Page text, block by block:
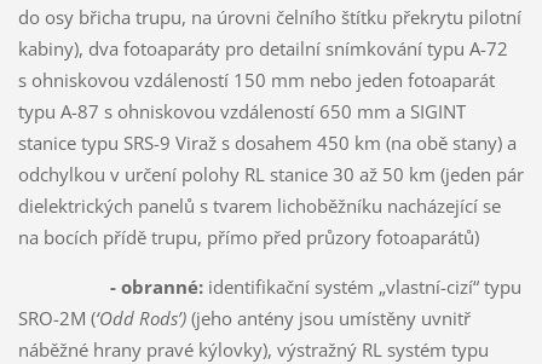
do osy břicha trupu, na úrovni čelního štítku překrytu pilotní
kabiny), dva fotoaparáty pro detailní snímkování typu A-72
s ohniskovou vzdáleností 150 mm nebo jeden fotoaparát
typu A-87 s ohniskovou vzdáleností 650 mm a SIGINT
stanice typu SRS-9 Viraž s dosahem 450 km (na obě stany) a
odchylkou v určení polohy RL stanice 30 až 50 km (jeden pár
dielektrických panelů s tvarem lichoběžníku nacházející se
na bocích přídě trupu, přímo před průzory fotoaparátů)
- obranné:identifikační systém „vlastní-cizí“ typu
SRO-2M (‘Odd Rods’)(jeho antény jsou umístěny uvnitř
náběžné hrany pravé kýlovky), výstražný RL systém typu